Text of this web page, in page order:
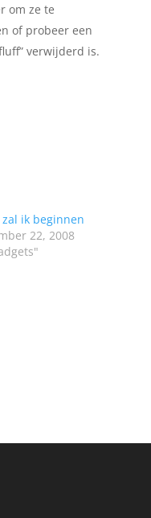
om ze te
of probeer een
verwijderd is.
zal ik beginnen
22, 2008